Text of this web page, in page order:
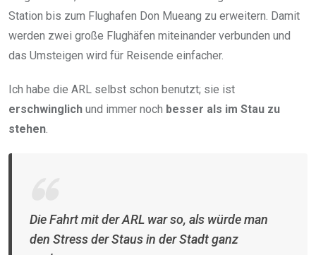
Station bis zum Flughafen Don Mueang zu erweitern. Damit
werden zwei große Flughäfen miteinander verbunden und
das Umsteigen wird für Reisende einfacher.
Ich habe die ARL selbst schon benutzt; sie ist
erschwinglich und immer noch besser als im Stau zu
stehen.
Die Fahrt mit der ARL war so, als würde man
den Stress der Staus in der Stadt ganz